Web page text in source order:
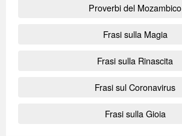
Proverbi del Mozambico
Frasi sulla Magia
Frasi sulla Rinascita
Frasi sul Coronavirus
Frasi sulla Gioia